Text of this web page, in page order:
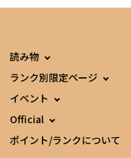
読み物
ランク別限定ページ
イベント
Official
ポイント/ランクについて